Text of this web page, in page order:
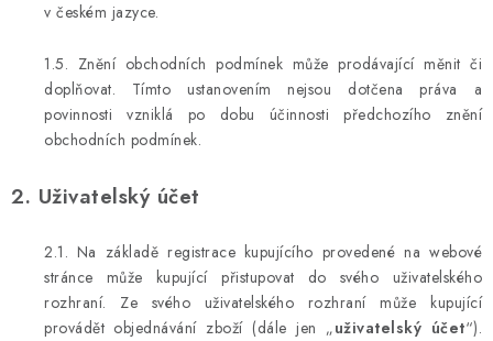
v českém jazyce.
1.5. Znění obchodních podmínek může prodávající měnit či
doplňovat. Tímto ustanovením nejsou dotčena práva a
povinnosti vzniklá po dobu účinnosti předchozího znění
obchodních podmínek.
2. Uživatelský účet
2.1. Na základě registrace kupujícího provedené na webové
stránce může kupující přistupovat do svého uživatelského
rozhraní. Ze svého uživatelského rozhraní může kupující
provádět objednávání zboží (dále jen „uživatelský účet“).